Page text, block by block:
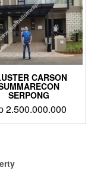
CARSON
SERPONG
2.500.000.000